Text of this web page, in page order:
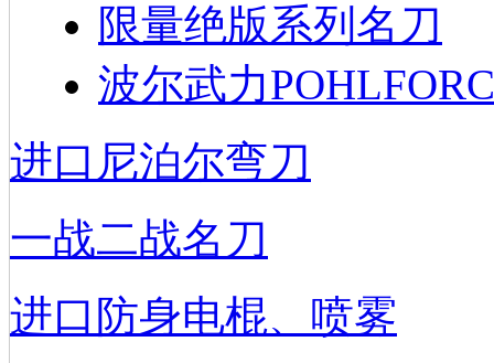
限量绝版系列名刀
波尔武力
进口尼泊尔弯刀
一战二战名刀
进口防身电棍、喷雾